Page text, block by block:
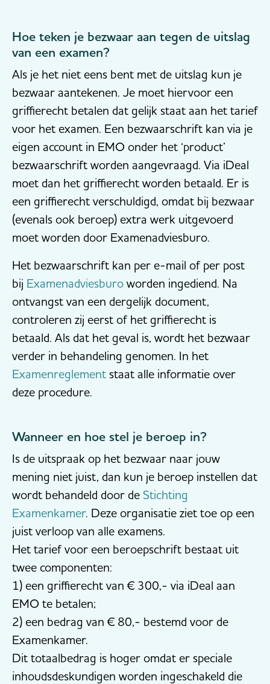
Hoe teken je bezwaar aan tegen de uitslag
van een examen?
Als je het niet eens bent met de uitslag kun je
bezwaar aantekenen. Je moet hiervoor een
griffierecht betalen dat gelijk staat aan het tarief
voor het examen. Een bezwaarschrift kan via je
eigen account in EMO onder het ‘product’
bezwaarschrift worden aangevraagd. Via iDeal
moet dan het griffierecht worden betaald. Er is
een griffierecht verschuldigd, omdat bij bezwaar
(evenals ook beroep) extra werk uitgevoerd
moet worden door Examenadviesburo.
Het bezwaarschrift kan per e-mail of per post
bij Examenadviesburo worden ingediend. Na
ontvangst van een dergelijk document,
controleren zij eerst of het griffierecht is
betaald. Als dat het geval is, wordt het bezwaar
verder in behandeling genomen. In het
Examenreglement staat alle informatie over
deze procedure.
Wanneer en hoe stel je beroep in?
Is de uitspraak op het bezwaar naar jouw
mening niet juist, dan kun je beroep instellen dat
wordt behandeld door de Stichting
Examenkamer. Deze organisatie ziet toe op een
juist verloop van alle examens.
Het tarief voor een beroepschrift bestaat uit
twee componenten:
1) een griffierecht van € 300,- via iDeal aan
EMO te betalen;
2) een bedrag van € 80,- bestemd voor de
Examenkamer.
Dit totaalbedrag is hoger omdat er speciale
inhoudsdeskundigen worden ingeschakeld die